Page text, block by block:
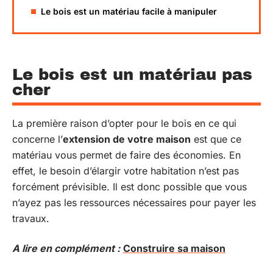
Le bois est un matériau facile à manipuler
Le bois est un matériau pas
cher
La première raison d’opter pour le bois en ce qui
concerne l’extension de votre maison est que ce
matériau vous permet de faire des économies. En
effet, le besoin d’élargir votre habitation n’est pas
forcément prévisible. Il est donc possible que vous
n’ayez pas les ressources nécessaires pour payer les
travaux.
A lire en complément : Construire sa maison